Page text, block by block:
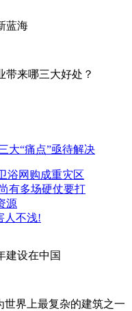
蓝海
带来哪三大好处？
大“痛点”亟待解决
浴网购成重灾区
有多场硬仗要打
源
人不浅!
建设在中国
世界上最复杂的建筑之一